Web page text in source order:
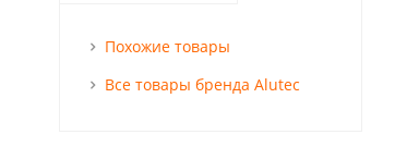
Похожие товары
Все товары бренда Alutec